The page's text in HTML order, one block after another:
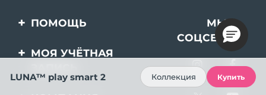
ПОМОЩЬ
Свяжитесь с нами
МЫ В
СОЦСЕТЯХ
МОЯ УЧЁТНАЯ
LUNA™ play smart 2 Коллекция Купить